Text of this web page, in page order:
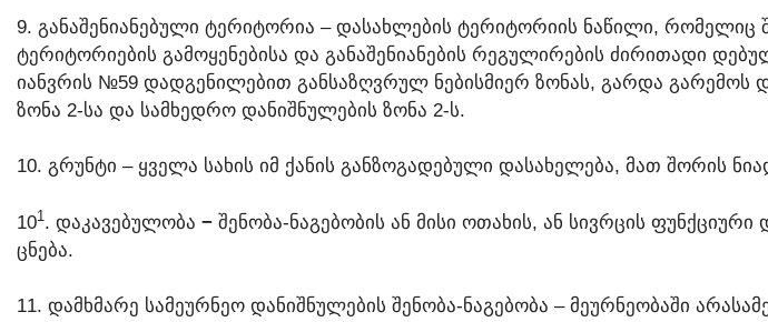
9. ᲒᲐᲜᲐᲨᲔᲜᲘᲐᲜᲔᲑᲣᲚᲘ ᲢᲔᲠᲘᲢᲝᲠᲘᲐ – ᲓᲐᲡᲐᲮᲚᲔᲑᲘᲡ ᲢᲔᲠᲘᲢᲝᲠᲘᲘᲡ ᲜᲐᲬᲘᲚᲘ, ᲠᲝᲛᲔᲚᲘᲪ
ᲢᲔᲠᲘᲢᲝᲠᲘᲔᲑᲘᲡ ᲒᲐᲛᲝᲧᲔᲜᲔᲑᲘᲡᲐ ᲓᲐ ᲒᲐᲜᲐᲨᲔᲜᲘᲐᲜᲔᲑᲘᲡ ᲠᲔᲒᲣᲚᲘᲠᲔᲑᲘᲡ ᲫᲘᲠᲘᲗᲐᲓᲘ
ᲘᲐᲜᲕᲠᲘᲡ №59 ᲓᲐᲓᲒᲔᲜᲘᲚᲔᲑᲘᲗ ᲒᲐᲜᲡᲐᲖᲦᲕᲠᲣᲚ ᲜᲔᲑᲘᲡᲛᲘᲔᲠ ᲖᲝᲜᲐᲡ, ᲒᲐᲠᲓᲐ
ᲖᲝᲜᲐ 2-ᲡᲐ ᲓᲐ ᲡᲐᲛᲮᲔᲓᲠᲝ ᲓᲐᲜᲘᲨᲜᲣᲚᲔᲑᲘᲡ ᲖᲝᲜᲐ 2-Ს.
10. ᲒᲠᲣᲜᲢᲘ – ᲧᲕᲔᲚᲐ ᲡᲐᲮᲘᲡ ᲘᲛ ᲥᲐᲜᲘᲡ ᲒᲐᲜᲖᲝᲒᲐᲓᲔᲑᲣᲚᲘ ᲓᲐᲡᲐᲮᲔᲚᲔᲑᲐ, ᲛᲐᲗ ᲨᲝᲠᲘᲡ
10​1 . ᲓᲐᲙᲐᲕᲔᲑᲣᲚᲝᲑᲐ − ᲨᲔᲜᲝᲑᲐ-ᲜᲐᲒᲔᲑᲝᲑᲘᲡ ᲐᲜ ᲛᲘᲡᲘ ᲝᲗᲐᲮᲘᲡ, ᲐᲜ ᲡᲘᲕᲠᲪᲘᲡ
ᲪᲜᲔᲑᲐ.
11. ᲓᲐᲛᲮᲛᲐᲠᲔ ᲡᲐᲛᲔᲣᲠᲜᲔᲝ ᲓᲐᲜᲘᲨᲜᲣᲚᲔᲑᲘᲡ ᲨᲔᲜᲝᲑᲐ-ᲜᲐᲒᲔᲑᲝᲑᲐ – ᲛᲔᲣᲠᲜᲔᲝᲑᲐᲨᲘ